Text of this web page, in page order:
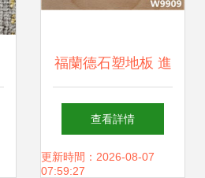
福蘭德石塑地板 進
口原料設備鑄就高
品質地膠，您值得
查看詳情
更新時間：2026-08-07
07:59:27